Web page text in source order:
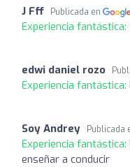
J Fff Publicada en
Experiencia fantástica:
edwi daniel rozo
Experiencia fantástica:
Soy Andrey Publicada
Experiencia fantástica:
enseñar a conducir